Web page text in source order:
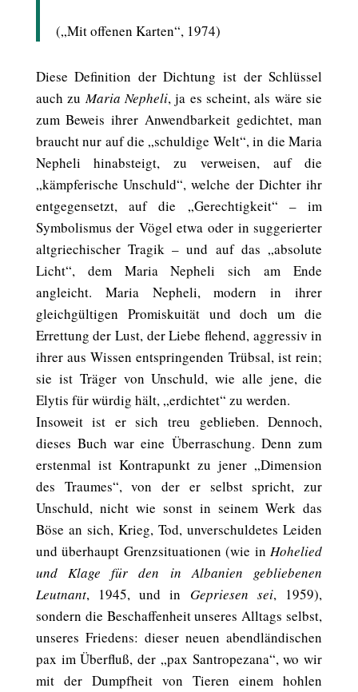
(„Mit offenen Karten“, 1974)
Diese Definition der Dichtung ist der Schlüssel
auch zuMaria Nepheli, ja es scheint, als wäre sie
zum Beweis ihrer Anwendbarkeit gedichtet, man
braucht nur auf die „schuldige Welt“, in die Maria
Nepheli hinabsteigt, zu verweisen, auf die
„kämpferische Unschuld“, welche der Dichter ihr
entgegensetzt, auf die „Gerechtigkeit“ – im
Symbolismus der Vögel etwa oder in suggerierter
altgriechischer Tragik – und auf das „absolute
Licht“, dem Maria Nepheli sich am Ende
angleicht. Maria Nepheli, modern in ihrer
gleichgültigen Promiskuität und doch um die
Errettung der Lust, der Liebe flehend, aggressiv in
ihrer aus Wissen entspringenden Trübsal, ist rein;
sie ist Träger von Unschuld, wie alle jene, die
Elytis für würdig hält, „erdichtet“ zu werden.
Insoweit ist er sich treu geblieben. Dennoch,
dieses Buch war eine Überraschung. Denn zum
erstenmal ist Kontrapunkt zu jener „Dimension
des Traumes“, von der er selbst spricht, zur
Unschuld, nicht wie sonst in seinem Werk das
Böse an sich, Krieg, Tod, unverschuldetes Leiden
und überhaupt Grenzsituationen (wie inHohelied
und Klage für den in Albanien gebliebenen
Leutnant, 1945, und in Gepriesen sei, 1959),
sondern die Beschaffenheit unseres Alltags selbst,
unseres Friedens: dieser neuen abendländischen
pax im Überfluß, der „pax Santropezana“, wo wir
mit der Dumpfheit von Tieren einem hohlen